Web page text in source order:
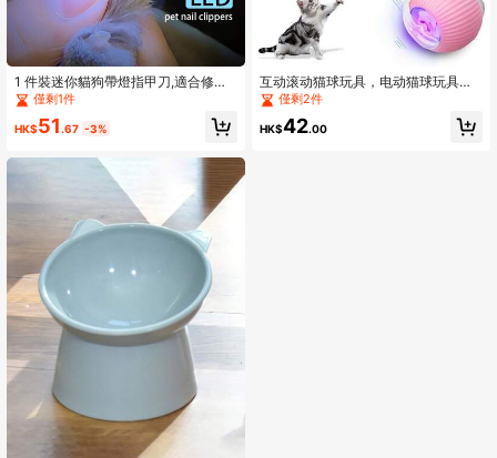
1 件裝迷你貓狗帶燈指甲刀,適合修指
甲 僅剩1件
HK$51.67 -3%
互动滚动猫球玩具，电动猫球玩具，
地毯上新型快速自滚球猫玩具，智能
互动自动猫玩具球作为礼物，带弹性
网尾的移动猫玩具
僅剩2件
HK$42.00